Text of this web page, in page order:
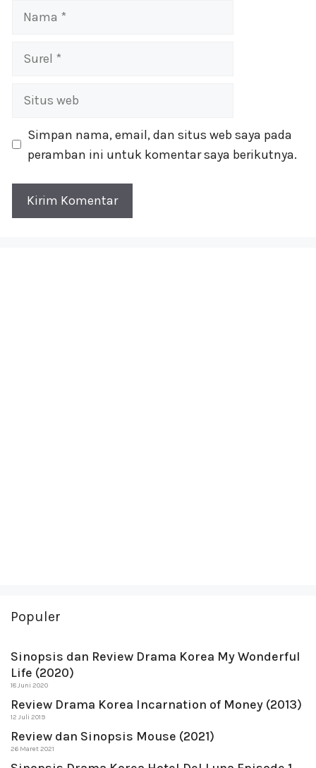
Nama
Surel
Situs
Simpan nama, email, dan situs web saya pada
peramban ini untuk komentar saya berikutnya.
Populer
Sinopsis dan Review Drama Korea My Wonderful
Life (2020)
18 Juni 2020
Review Drama Korea Incarnation of Money (2013)
12 Juli 2019
Review dan Sinopsis Mouse (2021)
26 Maret 2021